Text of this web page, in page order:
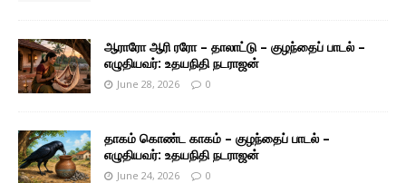
ஆராரோ ஆரி ரரோ – தாலாட்டு – குழந்தைப் பாடல் –
எழுதியவர்: உதயநிதி நடராஜன்
June 28, 2026 0
தாகம் கொண்ட காகம் – குழந்தைப் பாடல் –
எழுதியவர்: உதயநிதி நடராஜன்
June 24, 2026 0